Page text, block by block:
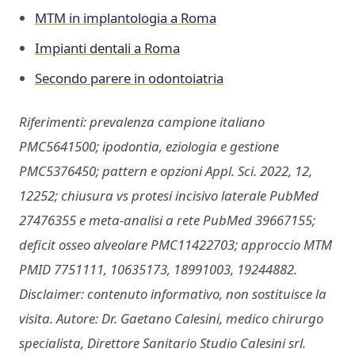
MTM in implantologia a Roma
Impianti dentali a Roma
Secondo parere in odontoiatria
Riferimenti: prevalenza campione italiano
PMC5641500; ipodontia, eziologia e gestione
PMC5376450; pattern e opzioni Appl. Sci. 2022, 12,
12252; chiusura vs protesi incisivo laterale PubMed
27476355 e meta-analisi a rete PubMed 39667155;
deficit osseo alveolare PMC11422703; approccio MTM
PMID 7751111, 10635173, 18991003, 19244882.
Disclaimer: contenuto informativo, non sostituisce la
visita. Autore: Dr. Gaetano Calesini, medico chirurgo
specialista, Direttore Sanitario Studio Calesini srl.